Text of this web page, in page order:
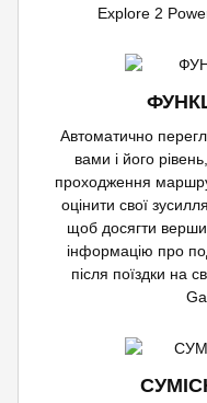
Explore 2
Автоматично
вами і його
проходження
оцінити свої
щоб досягти
інформацію про
після поїздки на